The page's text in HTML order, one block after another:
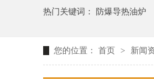
热门关键词： 防爆导热油炉
您的位置： 首页 > 新闻